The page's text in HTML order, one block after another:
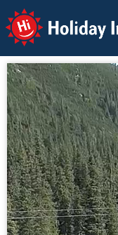
Holiday Info